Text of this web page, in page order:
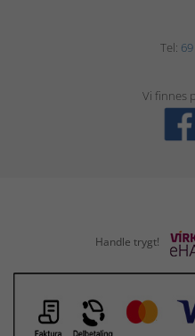
Tel:
Vi finnes
Handle trygt!